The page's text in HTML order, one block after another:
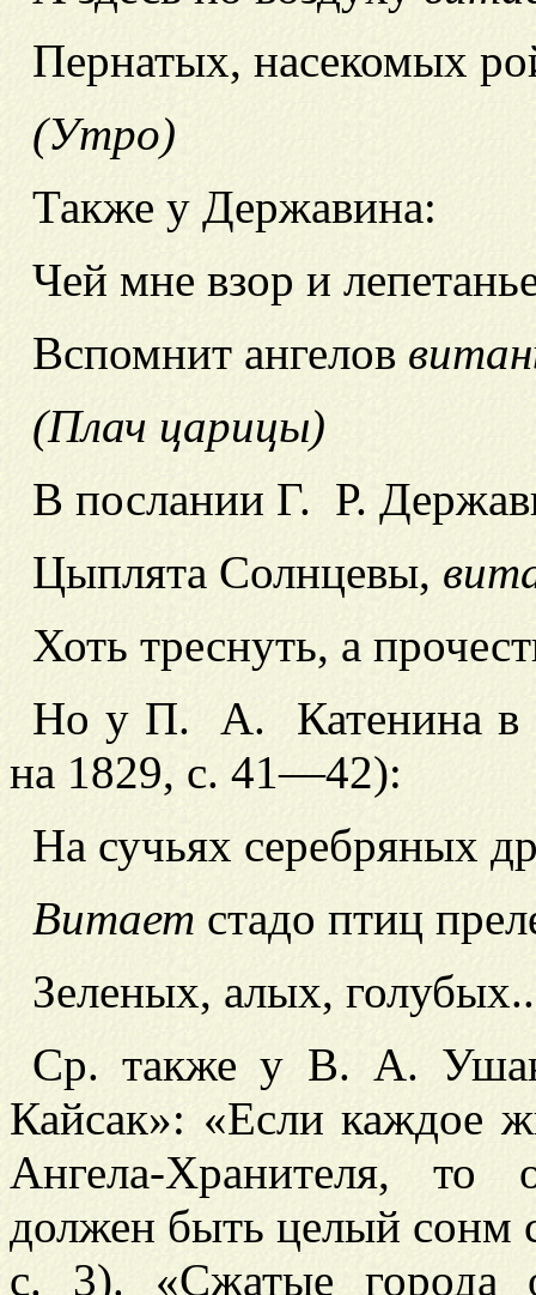
Пернатых, насекомых
(Утро)
Также у Державина:
Чей мне взор и
Вспомнит ангелов
(Плач царицы)
В послании Г. Р.
Цыплята Солнцевы,
Хоть треснуть, а
Но у П. А. Катенина в
на 1829, с. 41—42):
На сучьях серебряных
Витает стадо птиц
Зеленых, алых,
Ср. также у В. А.
Кайсак»: «Если каждое
Ангела-Хранителя, то
должен быть целый сонм
с. 3). «Сжатые города